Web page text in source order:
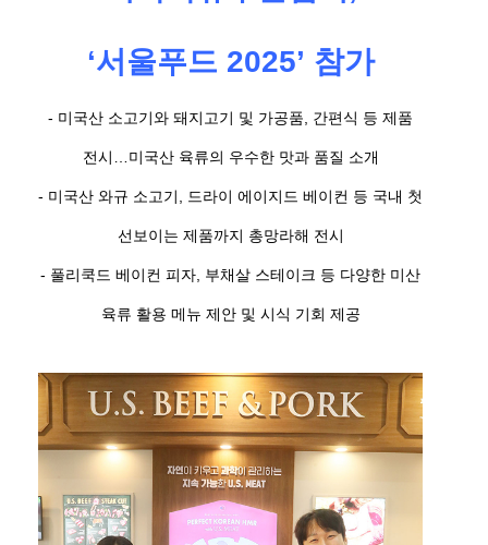
‘서울푸드 2025’ 참가
- 미국산 소고기와 돼지고기 및 가공품, 간편식 등 제품
전시…미국산 육류의 우수한 맛과 품질 소개
- 미국산 와규 소고기, 드라이 에이지드 베이컨 등 국내 첫
선보이는 제품까지 총망라해 전시
- 풀리쿡드 베이컨 피자, 부채살 스테이크 등 다양한 미산
육류 활용 메뉴 제안 및 시식 기회 제공